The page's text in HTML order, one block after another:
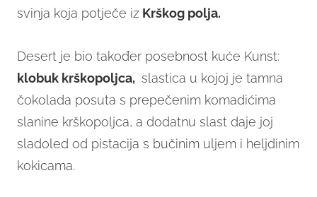
svinja koja potječe iz Krškog polja.
Desert je bio također posebnost kuće Kunst:
klobuk krškopoljca, slastica u kojoj je tamna
čokolada posuta s prepečenim komadićima
slanine krškopoljca, a dodatnu slast daje joj
sladoled od pistacija s bučinim uljem i heljdinim
kokicama.